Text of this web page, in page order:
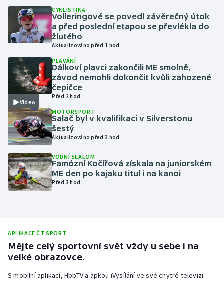
Krasobruslení
Lyže a snowboard
Moderní pětiboj
Motorsport
Olympijské hry
Parasport
Plavání
Ragby
CYKLISTIKA
Volleringové se povedl závěrečný útok
a před poslední etapou se převlékla do
žlutého
Aktualizováno před 1 hod
Video
PLAVÁNÍ
Dálkoví plavci zakončili ME smolně,
závod nemohli dokončit kvůli zahozené
čepičce
Před 2 hod
MOTORSPORT
Salač byl v kvalifikaci v Silverstonu
šestý
Aktualizováno před 3 hod
VODNÍ SLALOM
Famózní Kočířová získala na juniorském
ME den po kajaku titul i na kanoi
Před 3 hod
APLIKACE ČT SPORT
Mějte celý sportovní svět vždy u sebe i na
velké obrazovce.
S mobilní aplikací, HbbTV a apkou iVysílání ve své chytré televizi